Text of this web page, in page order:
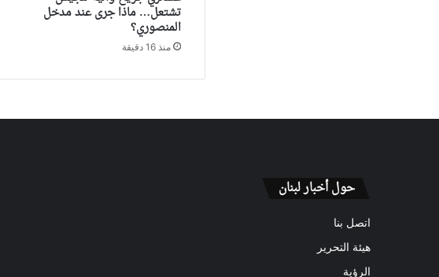
تشتعل… ماذا جرى عند مدخل
المنصوري؟
منذ 16 دقيقة
حول أخبار لبنان
اتصل بنا
هيئة التحرير
الرؤية